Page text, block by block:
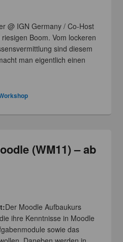
@ IGN Germany / Co-Host
Boom. Vom lockeren
sind diesem
man eigentlich einen
(WM11) – ab
Der Moodle Aufbaukurs
ihre Kenntnisse in Moodle
sowie das